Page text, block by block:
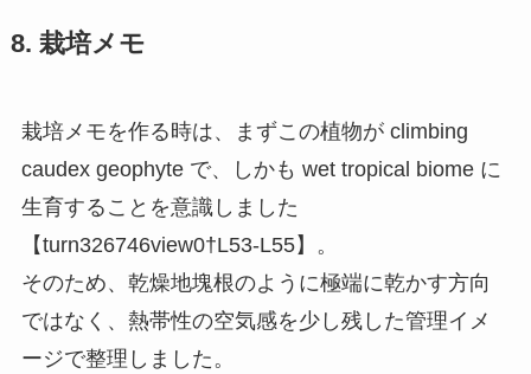
8. 栽培メモ
栽培メモを作る時は、まずこの植物が climbing
caudex geophyte で、しかも wet tropical biome に
生育することを意識しました
【turn326746view0†L53-L55】。
そのため、乾燥地塊根のように極端に乾かす方向
ではなく、熱帯性の空気感を少し残した管理イメ
ージで整理しました。